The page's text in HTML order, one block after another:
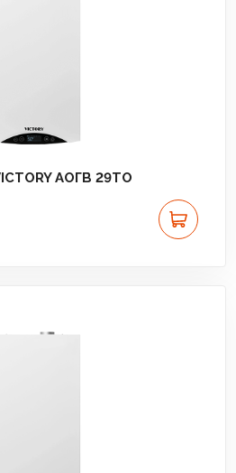
АОГВ 29TO